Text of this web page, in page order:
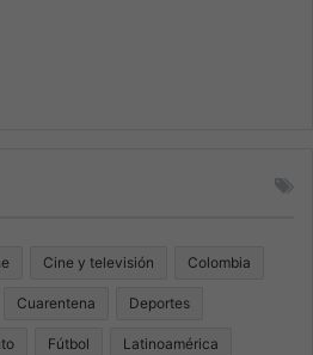
Cine y televisión Colombia
Cuarentena Deportes
Fútbol Latinoamérica